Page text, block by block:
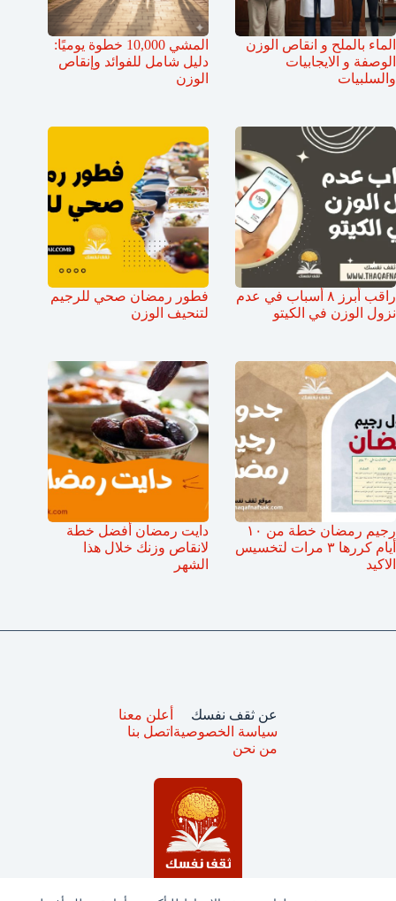
الماء بالملح و انقاص الوزن
الوصفة و الايجابيات
والسلبيات
المشي 10,000 خطوة يوميًا:
دليل شامل للفوائد وإنقاص
الوزن
راقب أبرز ٨ أسباب في عدم
نزول الوزن في الكيتو
فطور رمضان صحي للرجيم
لتنحيف الوزن
رجيم رمضان خطة من ١٠
أيام كررها ٣ مرات لتخسيس
الاكيد
دايت رمضان أفضل خطة
لانقاص وزنك خلال هذا
الشهر
عن ثقف نفسك
سياسة الخصوصية
من نحن
أعلن معنا
اتصل بنا